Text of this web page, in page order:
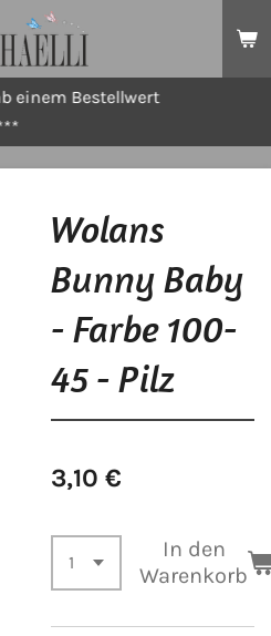
einem Bestellwert
Wolans
Bunny Baby
- Farbe 100-
45 - Pilz
3,10 €
In den
Warenkorb